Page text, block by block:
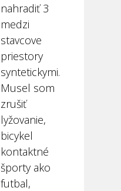
nahradiť 3
medzi
stavcove
priestory
syntetickymi.
Musel som
zrušiť
lyžovanie,
bicykel
kontaktné
športy ako
futbal,